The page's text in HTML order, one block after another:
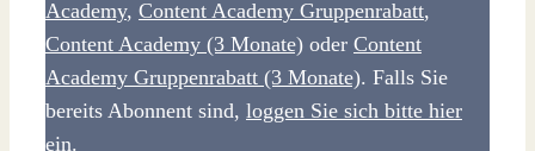
Academy, Content Academy Gruppenrabatt,
Content Academy (3 Monate) oder Content
Academy Gruppenrabatt (3 Monate). Falls Sie
bereits Abonnent sind, loggen Sie sich bitte hier
ein.